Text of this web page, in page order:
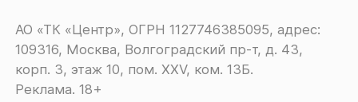
АО «ТК «Центр», ОГРН 1127746385095, адрес:
109316, Москва, Волгоградский пр-т, д. 43,
корп. 3, этаж 10, пом. XXV, ком. 13Б.
Реклама. 18+